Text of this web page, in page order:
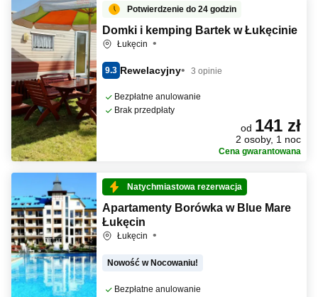
Potwierdzenie do 24 godzin
Domki i kemping Bartek w Łukęcinie
Łukęcin
9.3 Rewelacyjny 3 opinie
Bezpłatne anulowanie
Brak przedpłaty
od 141 zł
2 osoby, 1 noc
Cena gwarantowana
Natychmiastowa rezerwacja
Apartamenty Borówka w Blue Mare
Łukęcin
Łukęcin
Nowość w Nocowaniu!
Bezpłatne anulowanie